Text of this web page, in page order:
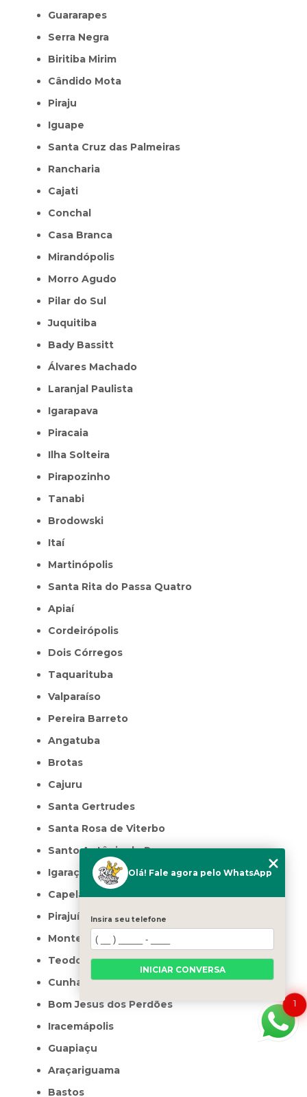
Guararapes
Serra Negra
Biritiba Mirim
Cândido Mota
Piraju
Iguape
Santa Cruz das Palmeiras
Rancharia
Cajati
Conchal
Casa Branca
Mirandópolis
Morro Agudo
Pilar do Sul
Juquitiba
Bady Bassitt
Álvares Machado
Laranjal Paulista
Igarapava
Piracaia
Ilha Solteira
Pirapozinho
Tanabi
Brodowski
Itaí
Martinópolis
Santa Rita do Passa Quatro
Apiaí
Cordeirópolis
Dois Córregos
Taquarituba
Valparaíso
Pereira Barreto
Angatuba
Brotas
Cajuru
Santa Gertrudes
Santa Rosa de Viterbo
Santo Antônio de Posse
Igaraçu do Tietê
Capela do Alto
Pirajuí
Monte Aprazível
Teodoro Sampaio
Cunha
Bom Jesus dos Perdões
Iracemápolis
Guapiaçu
Araçariguama
Bastos
1
Olá! Fale agora pelo WhatsApp
Insira seu telefone
INICIAR CONVERSA